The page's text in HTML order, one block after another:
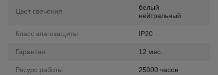
Цвет свечения
белый
нейтральный
Класс влагозащиты IP20
Гарантия 12 мес.
Ресурс работы 25000 часов